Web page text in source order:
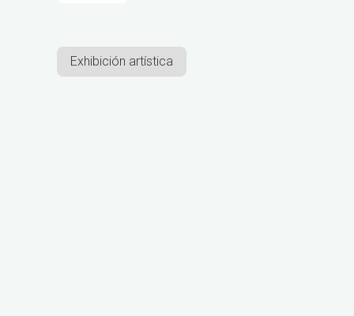
Exhibición artística